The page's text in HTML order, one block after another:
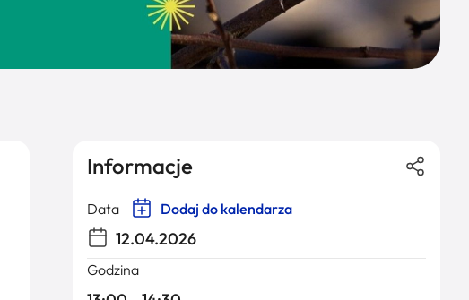
Informacje
Data Dodaj do kalendarza
12.04.2026
Godzina